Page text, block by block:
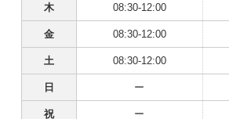
木 08:30-12:00
金 08:30-12:00
土 08:30-12:00
日 ー
祝 ー